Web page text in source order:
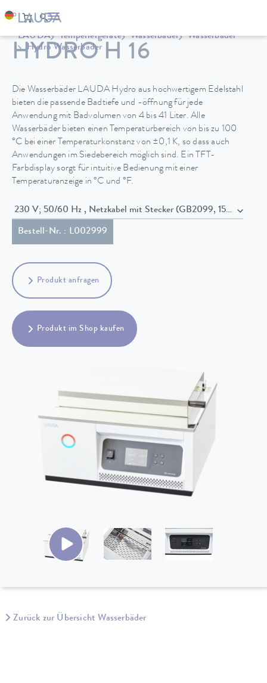
LAUDA Temperiergeräte Wasserbäder
Wasserbäder
Hydro Wasserbäder
HYDRO H 16
Die Wasserbäder LAUDA Hydro aus hochwertigem Edelstahl
bieten die passende Badtiefe und -öffnung für jede
Anwendung mit Badvolumen von 4 bis 41 Liter. Alle
Wasserbäder bieten einen Temperaturbereich von bis zu 100
°C bei einer Temperaturkonstanz von ±0,1 K, so dass auch
Anwendungen im Siedebereich möglich sind. Ein TFT-
Farbdisplay sorgt für intuitive Bedienung mit einer
Temperaturanzeige in °C und °F.
230 V; 50/60 Hz , Netzkabel mit Stecker (GB2099, 15934)
Bestell-Nr. : L002999
Produkt anfragen
Produkt im Shop kaufen
Zurück zur Übersicht Wasserbäder